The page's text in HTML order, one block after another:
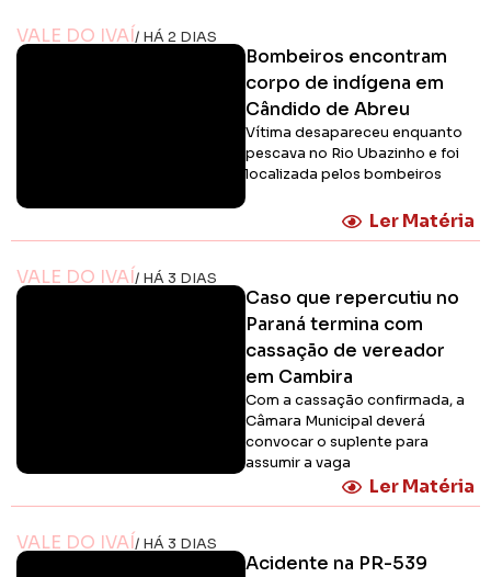
VALE DO IVAÍ/ HÁ 2 DIAS
Bombeiros encontram
corpo de indígena em
Cândido de Abreu
Vítima desapareceu enquanto
pescava no Rio Ubazinho e foi
localizada pelos bombeiros
Ler Matéria
VALE DO IVAÍ/ HÁ 3 DIAS
Caso que repercutiu no
Paraná termina com
cassação de vereador
em Cambira
Com a cassação confirmada, a
Câmara Municipal deverá
convocar o suplente para
assumir a vaga
Ler Matéria
VALE DO IVAÍ/ HÁ 3 DIAS
Acidente na PR-539